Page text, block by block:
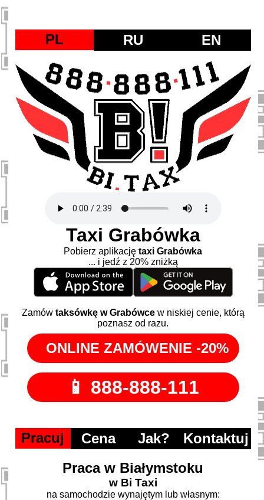
PL RU EN
Taxi Grabówka
Pobierz aplikacjętaxi Grabówka
... i jedź z 20% zniżką
Zamów taksówkę w Grabówce w niskiej cenie, którą
poznasz od razu.
Pracuj Cena Jak?
Kontaktuj
Praca w Białymstoku
w Bi Taxi
na samochodzie wynajętym lub własnym: